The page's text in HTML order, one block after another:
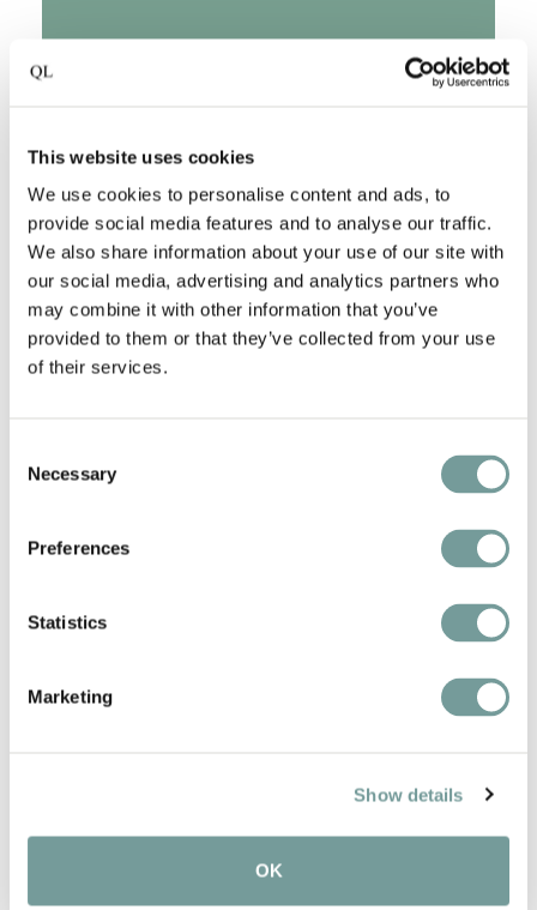
This website uses cookies
We use cookies to personalise content and ads, to
provide social media features and to analyse our traffic.
We also share information about your use of our site with
our social media, advertising and analytics partners who
may combine it with other information that you’ve
provided to them or that they’ve collected from your use
of their services.
Selection
Necessary
Preferences
Statistics
Marketing
Show details
OK
QLUB MEMBERS
Melden Sie sich kostenlos als QLUB-
Member an und genießen Sie exklusive
Vorteile bei Quality Lodgings. Sie erhalten
unbegrenzten Online-Zugang zu unseren
einzigartigen Blog-Geschichten voller
Inspiration über Gastronomie und
Hotelentdeckungen und die neuesten